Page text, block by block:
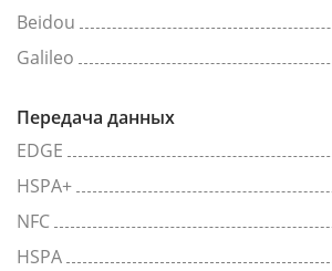
Beidou
Galileo
Передача данных
EDGE
HSPA+
NFC
HSPA